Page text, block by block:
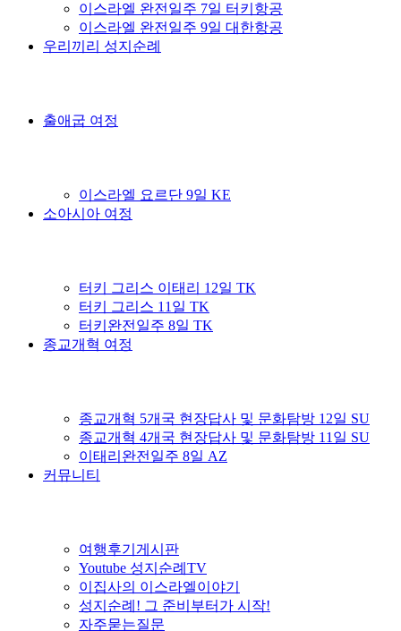
이스라엘 완전일주 7일 터키항공
이스라엘 완전일주 9일 대한항공
우리끼리 성지순례
출애굽 여정
이스라엘 요르단 9일 KE
소아시아 여정
터키 그리스 이태리 12일 TK
터키 그리스 11일 TK
터키완전일주 8일 TK
종교개혁 여정
종교개혁 5개국 현장답사 및 문화탐방 12일 SU
종교개혁 4개국 현장답사 및 문화탐방 11일 SU
이태리완전일주 8일 AZ
커뮤니티
여행후기게시판
Youtube 성지순례TV
이집사의 이스라엘이야기
성지순례! 그 준비부터가 시작!
자주묻는질문